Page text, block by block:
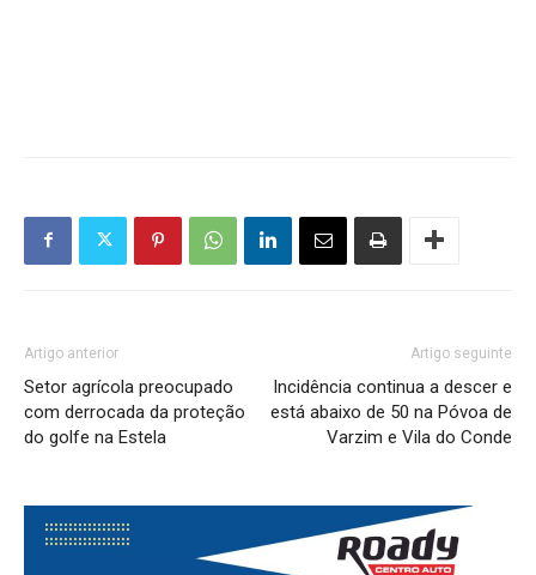
Artigo anterior
Setor agrícola preocupado
com derrocada da proteção
do golfe na Estela
Artigo seguinte
Incidência continua a descer e
está abaixo de 50 na Póvoa de
Varzim e Vila do Conde